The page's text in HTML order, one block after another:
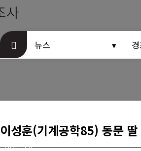
장학재단 안내
동문회관 오시는길
총동문회 뉴스
사
뉴스
이성훈(기계공학85) 동문 딸